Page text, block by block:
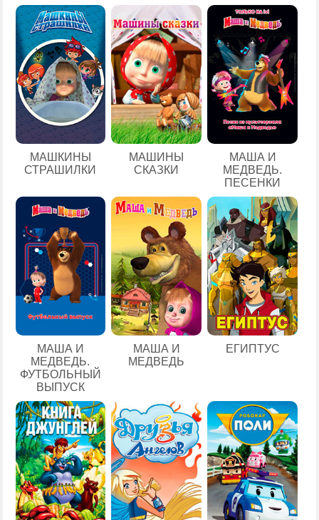
МАШКИНЫ
СТРАШИЛКИ
МАШИНЫ
СКАЗКИ
МАША И
МЕДВЕДЬ.
ПЕСЕНКИ
МАША И
МЕДВЕДЬ.
ФУТБОЛЬНЫЙ
ВЫПУСК
МАША И
МЕДВЕДЬ
ЕГИПТУС